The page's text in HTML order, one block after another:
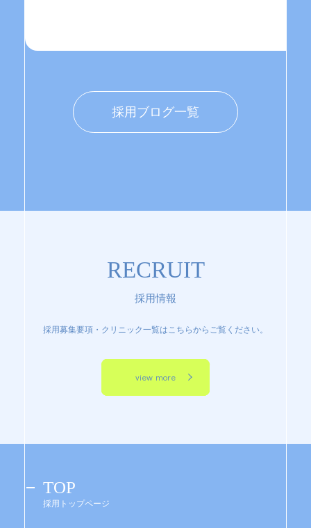
採用ブログ一覧
RECRUIT
採用情報
採用募集要項・クリニック一覧はこちらからご覧ください。
view more
TOP
採用トップページ